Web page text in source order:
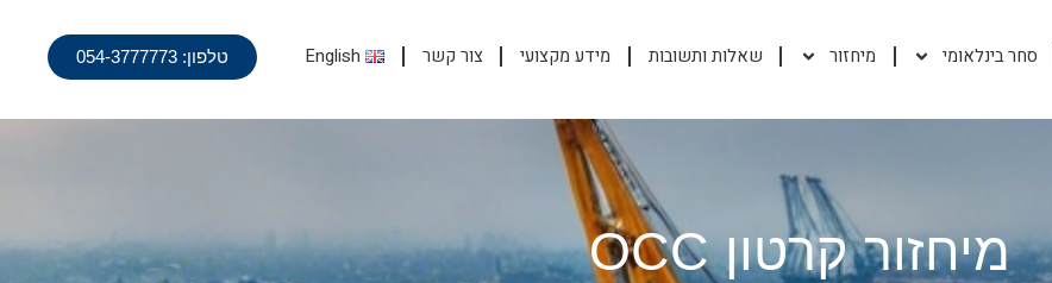
סחר בינלאומי מיחזור שאלות ותשובות מידע מקצועי צור קשר English טלפון: 054-3777773
מיחזור קרטון OCC